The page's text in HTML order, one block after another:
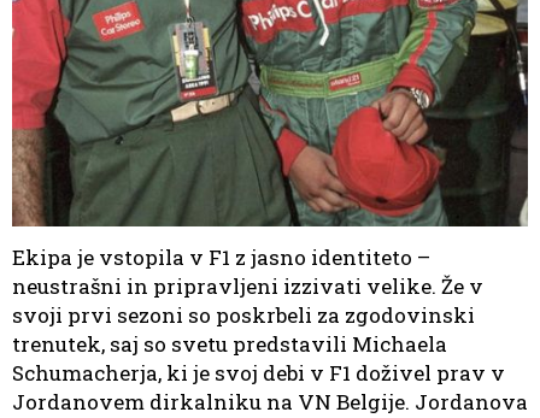
Ekipa je vstopila v F1 z jasno identiteto –
neustrašni in pripravljeni izzivati velike. Že v
svoji prvi sezoni so poskrbeli za zgodovinski
trenutek, saj so svetu predstavili Michaela
Schumacherja, ki je svoj debi v F1 doživel prav v
Jordanovem dirkalniku na VN Belgije. Jordanova